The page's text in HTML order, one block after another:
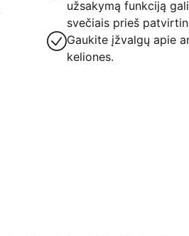
užsakymą funkciją
svečiais prieš
Gaukite įžvalgų apie
keliones.